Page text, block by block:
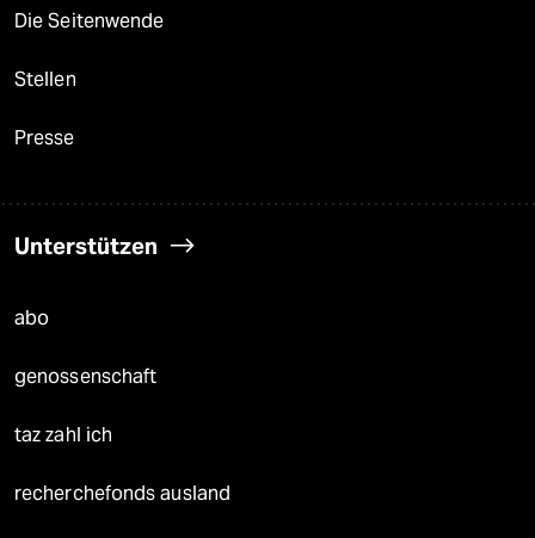
Die Seitenwende
Stellen
Presse
Unterstützen
abo
genossenschaft
taz zahl ich
recherchefonds ausland